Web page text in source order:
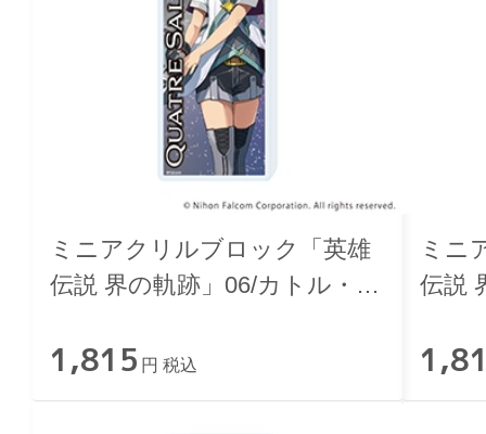
ミニアクリルブロック「英雄
伝説 界の軌跡」06/カトル・サ
1,815 円 税込
ミニ
伝説